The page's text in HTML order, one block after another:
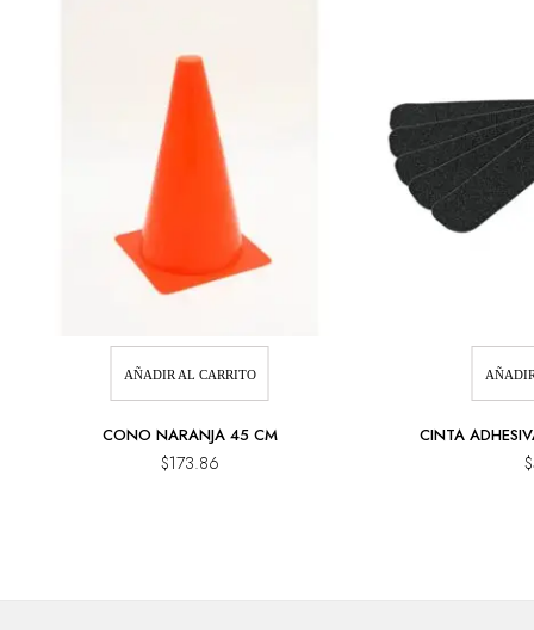
AÑADIR AL CARRITO
CONO NARANJA 45 CM
$173.86
CINTA
$